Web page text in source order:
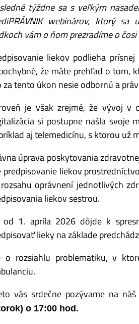
týždne sa s veľkým
webinárov, ktorý
vám o ňom prezradíme o čosi
liekov podlieha
že máte prehľad o tom,
za tento úkon nesie odbornú a
je však zrejmé, že vývoj v
si postupne našla svoje
aj telemedicínu, s ktorou už
úprava poskytovania
predpisovanie liekov
oprávnení jednotlivých
liekov sestrou.
od 1. apríla 2026 dôjde k
lieky na základe
o rozsiahlu problematiku, v
vás srdečne pozývame na
o 17:00 hod.